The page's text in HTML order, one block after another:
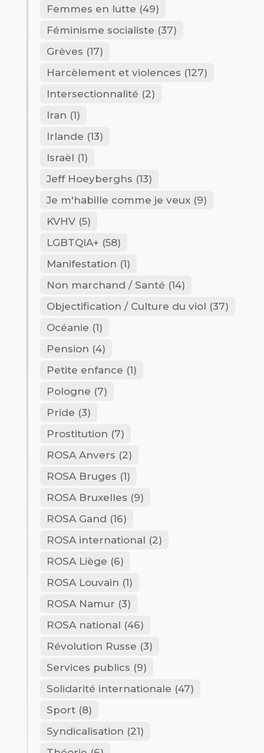
Femmes en lutte (49)
Féminisme socialiste (37)
Grèves (17)
Harcèlement et violences (127)
Intersectionnalité (2)
Iran (1)
Irlande (13)
Israël (1)
Jeff Hoeyberghs (13)
Je m'habille comme je veux(9)
KVHV(5)
LGBTQIA+ (58)
Manifestation (1)
Non marchand / Santé (14)
Objectification / Culture du viol (37)
Océanie (1)
Pension (4)
Petite enfance (1)
Pologne (7)
Pride (3)
Prostitution (7)
ROSA Anvers (2)
ROSA Bruges (1)
ROSA Bruxelles (9)
ROSA Gand (16)
ROSA international (2)
ROSA Liège (6)
ROSA Louvain (1)
ROSA Namur (3)
ROSA national (46)
Révolution Russe (3)
Services publics (9)
Solidarité internationale (47)
Sport(8)
Syndicalisation (21)